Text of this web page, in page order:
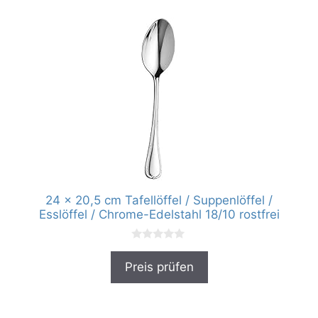
24 x 20,5 cm Tafellöffel / Suppenlöffel /
Esslöffel / Chrome-Edelstahl 18/10 rostfrei
0
o
Preis prüfen